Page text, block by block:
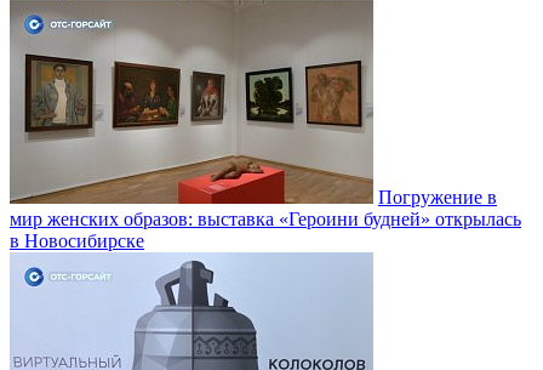
Погружение в
мир женских образов: выставка «Героини будней» открылась
в Новосибирске